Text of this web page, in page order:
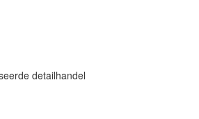
detailhandel